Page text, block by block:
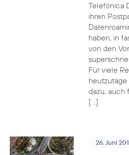
Telefónica
ihren
haben, in
von den
Für viele
heutzutage
dazu, auch
[…]
26. Juni